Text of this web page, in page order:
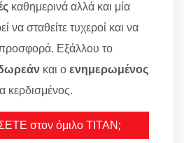
καθημερινά αλλά και μία
να σταθείτε τυχεροί και να
Εξάλλου το
δωρεάν και οενημερωμένος
κερδισμένος.
στον όμιλο ΤΙΤΑΝ;